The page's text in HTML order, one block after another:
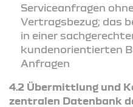
Serviceanfragen
Vertragsbezug; das
in einer
kundenorientierten
Anfragen
4.2 Übermittlung und
zentralen Datenbank